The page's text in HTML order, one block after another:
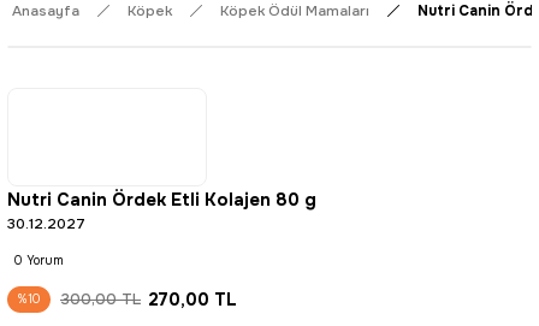
Anasayfa Köpek Köpek Ödül Mamaları Nutri Canin
Nutri Canin Ördek Etli Kolajen 80 g
30.12.2027
0 Yorum
%10 300,00 TL 270,00 TL